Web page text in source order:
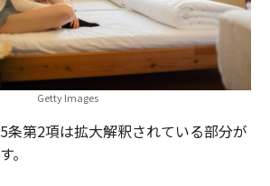
Getty Images
条第2項は拡大解釈されている部分が
。